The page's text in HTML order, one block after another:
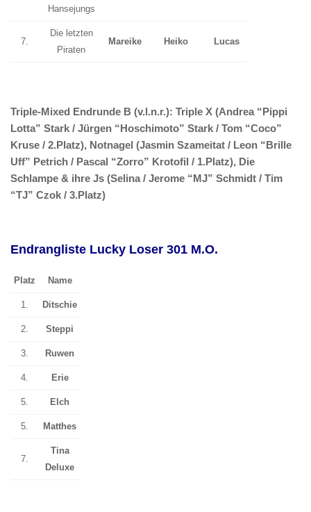
Hansejungs
7.
Die letzten
Piraten
Mareike Heiko Lucas
Triple-Mixed Endrunde B (v.l.n.r.): Triple X (Andrea “Pippi
Lotta” Stark / Jürgen “Hoschimoto” Stark / Tom “Coco”
Kruse / 2.Platz), Notnagel (Jasmin Szameitat / Leon “Brille
Uff” Petrich / Pascal “Zorro” Krotofil / 1.Platz), Die
Schlampe & ihre Js (Selina / Jerome “MJ” Schmidt / Tim
“TJ” Czok / 3.Platz)
Endrangliste Lucky Loser 301 M.O.
Platz Name
1. Ditschie
2. Steppi
3. Ruwen
4. Erie
5. Elch
5. Matthes
7.
Tina
Deluxe